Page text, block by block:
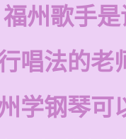
州歌手是
唱法的老
学钢琴可